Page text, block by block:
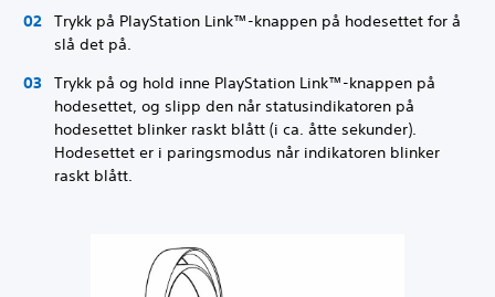
Trykk på PlayStation Link™-knappen på hodesettet for å
slå det på.
Trykk på og hold inne PlayStation Link™-knappen på
hodesettet, og slipp den når statusindikatoren på
hodesettet blinker raskt blått (i ca. åtte sekunder).
Hodesettet er i paringsmodus når indikatoren blinker
raskt blått.